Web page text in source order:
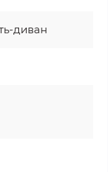
диван